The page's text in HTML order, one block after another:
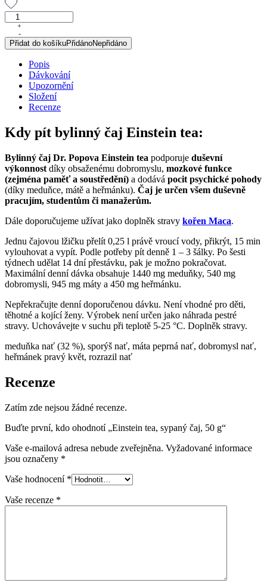
Einstein
sypaný
čaj,
množství
+
-
Přidat do košíkuPřidánoNepřidáno
Popis
Dávkování
Upozornění
Složení
Recenze
Kdy pít bylinný čaj Einstein tea:
Bylinný čaj Dr. Popova Einstein tea podporuje duševní
výkonnost díky obsaženému dobromyslu, mozkové funkce
(zejména paměť a soustředění) a dodává pocit psychické pohody
(díky meduňce, mátě a heřmánku). Čaj je určen všem duševně
pracujím, studentům či manažerům.
Dále doporučujeme užívat jako doplněk stravy kořen Maca.
Jednu čajovou lžičku přelít 0,25 l právě vroucí vody, přikrýt, 15 min
vylouhovat a vypít. Podle potřeby pít denně 1 – 3 šálky. Po šesti
týdnech udělat 14 dní přestávku, pak je možno pokračovat.
Maximální denní dávka obsahuje 1440 mg meduňky, 540 mg
dobromysli, 945 mg máty a 450 mg heřmánku.
Nepřekračujte denní doporučenou dávku. Není vhodné pro děti,
těhotné a kojící ženy. Výrobek není určen jako náhrada pestré
stravy. Uchovávejte v suchu při teplotě 5-25 °C. Doplněk stravy.
meduňka nať (32 %), sporýš nať, máta peprná nať, dobromysl nať,
heřmánek pravý květ, rozrazil nať
Recenze
Zatím zde nejsou žádné recenze.
Buďte první, kdo ohodnotí „Einstein tea, sypaný čaj, 50 g“
Vaše e-mailová adresa nebude zveřejněna. Vyžadované informace
jsou označeny *
Vaše hodnocení *
Vaše recenze *